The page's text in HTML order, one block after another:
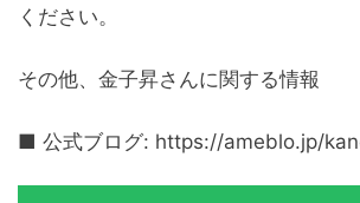
ください。
その他、金子昇さんに関する情報
■ 公式ブログ: https://ameblo.jp/